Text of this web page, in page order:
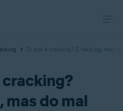
O que é cracking? É hacking, mas
cracking?
mas do mal